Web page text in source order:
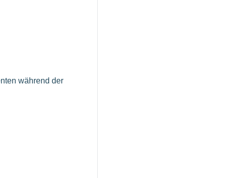
während der